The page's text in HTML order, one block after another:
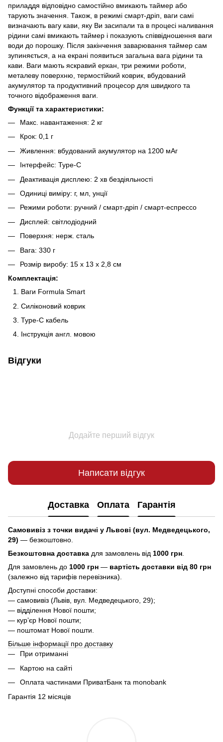
приладдя відповідно самостійно вмикають таймер або
тарують значення. Також, в режимі смарт-дріп, ваги самі
визначають вагу кави, яку Ви засипали та в процесі наливання
рідини самі вмикають таймер і показують співвідношення ваги
води до порошку. Після закінчення заварювання таймер сам
зупиняється, а на екрані появиться загальна вага рідини та
кави. Ваги мають яскравий еркан, три режими роботи,
металеву поверхню, термостійкий коврик, вбудований
акумулятор та продуктивний процесор для швидкого та
точного відображення ваги.
Функції та характеристики:
Макс. навантаження: 2 кг
Крок: 0,1 г
Живлення: вбудований акумулятор на 1200 мАг
Інтерфейс: Type-C
Деактивація дисплею: 2 хв бездіяльності
Одиниці виміру: г, мл, унції
Режими роботи: ручний / смарт-дріп / смарт-еспрессо
Дисплей: світлодіодний
Поверхня: нерж. сталь
Вага: 330 г
Розмір виробу: 15 x 13 x 2,8 см
Комплектація:
Ваги Formula Smart
Силіконовий коврик
Type-C кабель
Інструкція англ. мовою
Відгуки
Додайте перший відгук
Написати відгук
Доставка Оплата Гарантія
Самовивіз з точки видачі у Львові (вул. Медведецького,
29) — безкоштовно.
Безкоштовна доставка для замовлень від 1000 грн.
Для замовлень до 1000 грн — вартість доставки від 80 грн
(залежно від тарифів перевізника).
Доступні способи доставки:
— самовивіз (Львів, вул. Медведецького, 29);
— відділення Нової пошти;
— курʼєр Нової пошти;
— поштомат Нової пошти.
Більше інформації про доставку
При отриманні
Картою на сайті
Оплата частинами ПриватБанк та monobank
Гарантія 12 місяців